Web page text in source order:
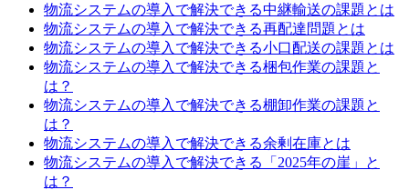
物流システムの導入で解決できる中継輸送の課題とは
物流システムの導入で解決できる再配達問題とは
物流システムの導入で解決できる小口配送の課題とは
物流システムの導入で解決できる梱包作業の課題と
は？
物流システムの導入で解決できる棚卸作業の課題と
は？
物流システムの導入で解決できる余剰在庫とは
物流システムの導入で解決できる「2025年の崖」と
は？